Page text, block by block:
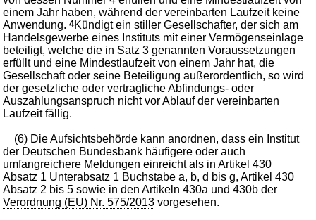
einem Jahr haben, während der vereinbarten Laufzeit keine
Anwendung.4Kündigt ein stiller Gesellschafter, der sich am
Handelsgewerbe eines Instituts mit einer Vermögenseinlage
beteiligt, welche die in Satz 3 genannten Voraussetzungen
erfüllt und eine Mindestlaufzeit von einem Jahr hat, die
Gesellschaft oder seine Beteiligung außerordentlich, so wird
der gesetzliche oder vertragliche Abfindungs- oder
Auszahlungsanspruch nicht vor Ablauf der vereinbarten
Laufzeit fällig.
(6) Die Aufsichtsbehörde kann anordnen, dass ein Institut
der Deutschen Bundesbank häufigere oder auch
umfangreichere Meldungen einreicht als in Artikel 430
Absatz 1 Unterabsatz 1 Buchstabe a, b, d bis g, Artikel 430
Absatz 2 bis 5 sowie in den Artikeln 430a und 430b der
Verordnung (EU) Nr. 575/2013 vorgesehen.